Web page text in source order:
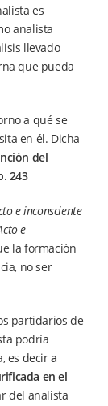
es
analista
llevado
que pueda
a qué se
en él. Dicha
del
243
e inconsciente
e
la formación
no ser
partidarios de
podría
es decira
en el
del analista